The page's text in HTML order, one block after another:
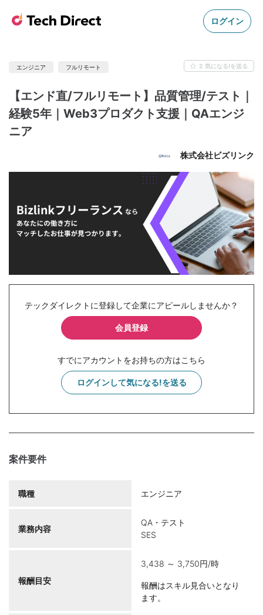
ログイン
エンジニア フルリモート 2 気になる!を送る
【エンド直/フルリモート】品質管理/テスト｜
経験5年｜Web3プロダクト支援｜QAエンジ
ニア
株式会社ビズリンク
テックダイレクトに登録して企業にアピールしませんか？
会員登録
すでにアカウントをお持ちの方はこちら
ログインして気になる!を送る
案件要件
職種 エンジニア
業務内容
QA・テスト
SES
報酬目安
3,438 ～ 3,750円/時
報酬はスキル見合いとなり
ます。